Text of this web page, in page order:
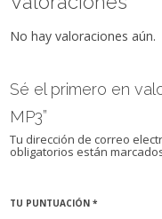
No hay valoraciones aún.
Sé el primero en
MP3”
Tu dirección de correo
obligatorios están
TU PUNTUACIÓN*